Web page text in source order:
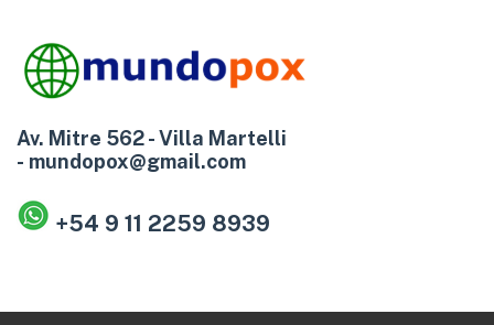
Av. Mitre 562 - Villa Martelli
- mundopox@gmail.com
+54 9 11 2259 8939